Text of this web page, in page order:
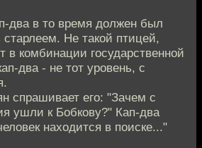
два в то время должен был
Не такой птицей,
в комбинации государственной
два - не тот уровень, с
спрашивает его: "Зачем с
ушли к Бобкову?" Кап-два
находится в поиске..."